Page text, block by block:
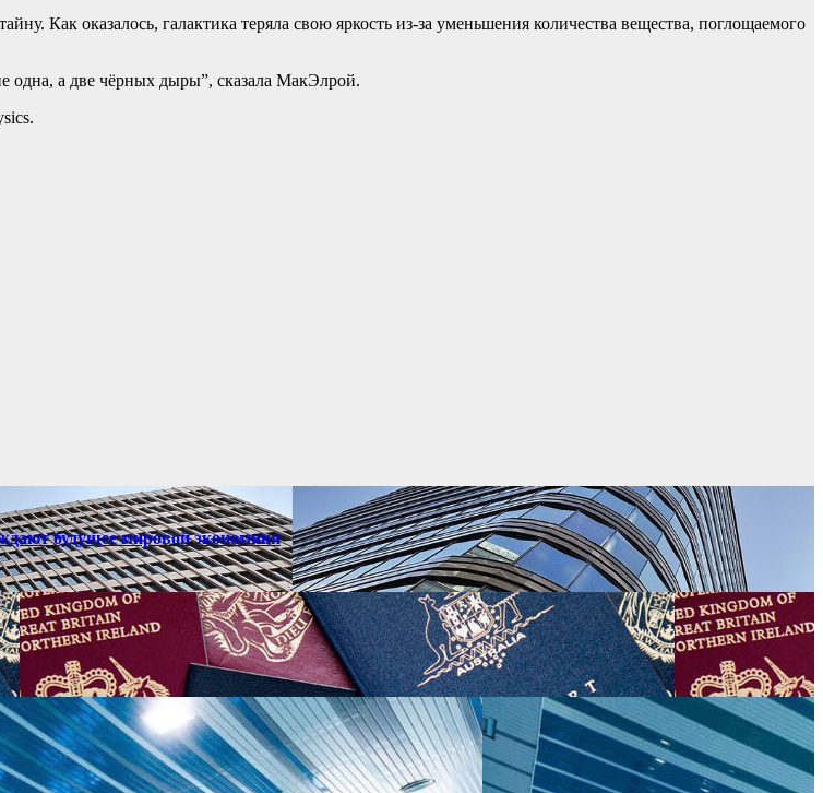
Как оказалось, галактика теряла свою яркость из-за уменьшения количества вещества, поглощаемого
одна, а две чёрных дыры”, сказала МакЭлрой.
будущее мировой экономики